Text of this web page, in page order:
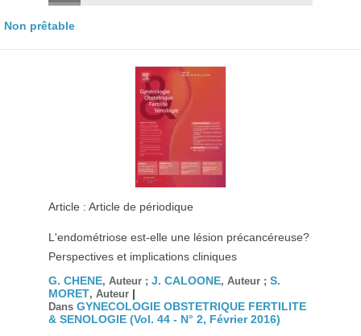
Non prêtable
Article : Article de périodique
L'endométriose est-elle une lésion précancéreuse?
Perspectives et implications cliniques
G. CHENE, Auteur ; J. CALOONE, Auteur ; S.
MORET, Auteur |
Dans GYNECOLOGIE OBSTETRIQUE FERTILITE
& SENOLOGIE (Vol. 44 - N° 2, Février 2016)